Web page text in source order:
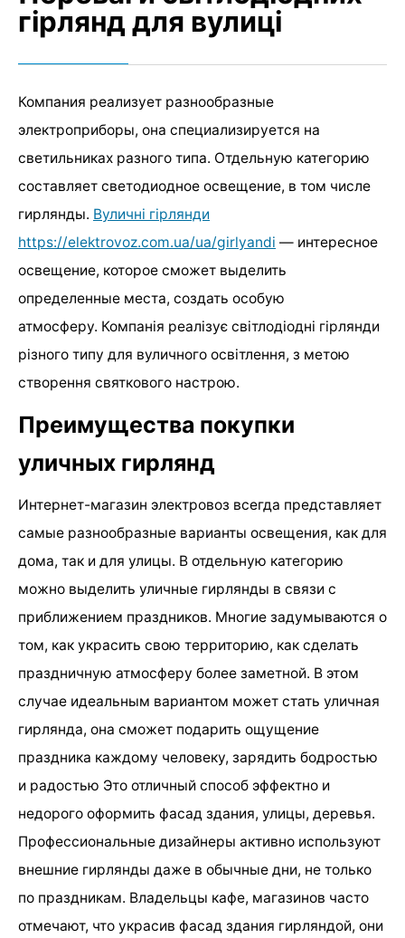
гірлянд для вулиці
Компания реализует разнообразные
электроприборы, она специализируется на
светильниках разного типа. Отдельную категорию
составляет светодиодное освещение, в том числе
гирлянды. Вуличні гірлянди
https://elektrovoz.com.ua/ua/girlyandi — интересное
освещение, которое сможет выделить
определенные места, создать особую
атмосферу. Компанія реалізує світлодіодні гірлянди
різного типу для вуличного освітлення, з метою
створення святкового настрою.
Преимущества покупки
уличных гирлянд
Интернет-магазин электровоз всегда представляет
самые разнообразные варианты освещения, как для
дома, так и для улицы. В отдельную категорию
можно выделить уличные гирлянды в связи с
приближением праздников. Многие задумываются о
том, как украсить свою территорию, как сделать
праздничную атмосферу более заметной. В этом
случае идеальным вариантом может стать уличная
гирлянда, она сможет подарить ощущение
праздника каждому человеку, зарядить бодростью
и радостью Это отличный способ эффектно и
недорого оформить фасад здания, улицы, деревья.
Профессиональные дизайнеры активно используют
внешние гирлянды даже в обычные дни, не только
по праздникам. Владельцы кафе, магазинов часто
отмечают, что украсив фасад здания гирляндой, они